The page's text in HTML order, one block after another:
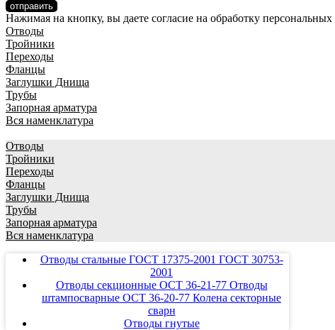
отправить
Нажимая на кнопку, вы даете согласие на обработку
Отводы
Тройники
Переходы
Фланцы
Заглушки Днища
Трубы
Запорная арматура
Вся наменклатура
Отводы
Тройники
Переходы
Фланцы
Заглушки Днища
Трубы
Запорная арматура
Вся наменклатура
Отводы стальные ГОСТ 17375-2001 ГОСТ 30753-
2001
Отводы секционные ОСТ 36-21-77 Отводы
штампосварные ОСТ 36-20-77 Колена секторные
сварн
Отводы гнутые